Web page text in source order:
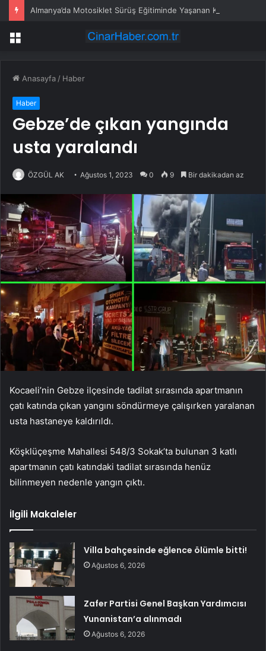
Menü
Anasayfa / Haber
Haber
Gebze’de çıkan yangında
usta yaralandı
ÖZGÜL AK Ağustos 1, 2023 0 9 Bir dakikadan az
Kocaeli’nin Gebze ilçesinde tadilat sırasında apartmanın
çatı katında çıkan yangını söndürmeye çalışırken yaralanan
usta hastaneye kaldırıldı.
Köşklüçeşme Mahallesi 548/3 Sokak’ta bulunan 3 katlı
apartmanın çatı katındaki tadilat sırasında henüz
bilinmeyen nedenle yangın çıktı.
İlgili Makaleler
Villa bahçesinde eğlence ölümle bitti!
Ağustos 6, 2026
Zafer Partisi Genel Başkan Yardımcısı
Yunanistan’a alınmadı
Ağustos 6, 2026